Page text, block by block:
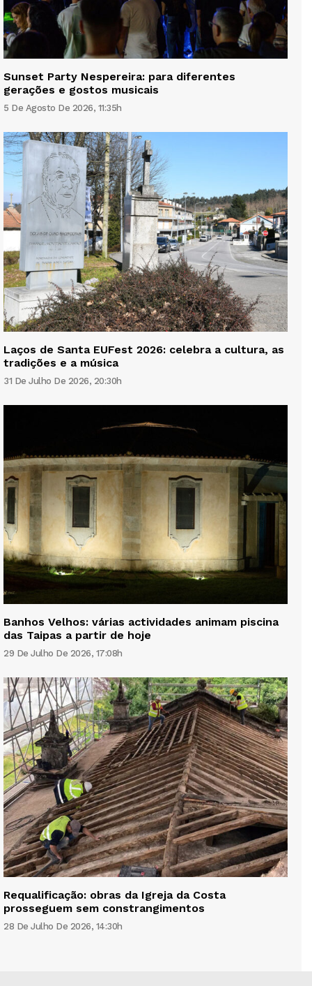
Sunset Party Nespereira: para diferentes
gerações e gostos musicais
5 De Agosto De 2026, 11:35h
Laços de Santa EUFest 2026: celebra a cultura, as
tradições e a música
31 De Julho De 2026, 20:30h
Banhos Velhos: várias actividades animam piscina
das Taipas a partir de hoje
29 De Julho De 2026, 17:08h
Requalificação: obras da Igreja da Costa
prosseguem sem constrangimentos
28 De Julho De 2026, 14:30h